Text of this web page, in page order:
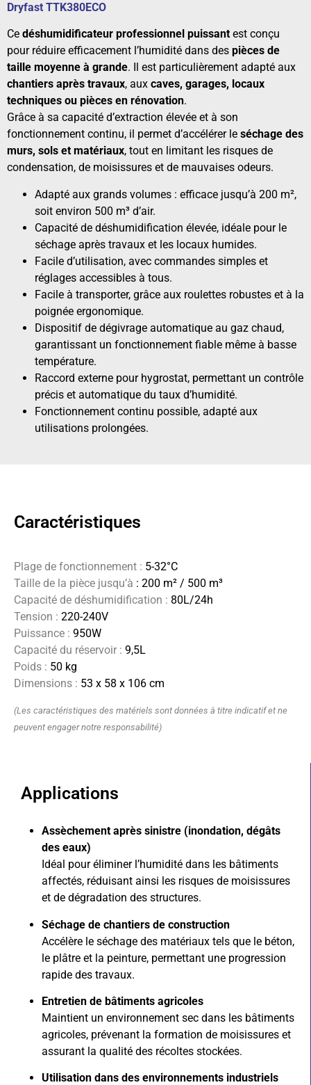
Dryfast TTK380ECO
Ce déshumidificateur professionnel puissant est conçu
pour réduire efficacement l’humidité dans des pièces de
taille moyenne à grande. Il est particulièrement adapté aux
chantiers après travaux, aux caves, garages, locaux
techniques ou pièces en rénovation.
Grâce à sa capacité d’extraction élevée et à son
fonctionnement continu, il permet d’accélérer le séchage des
murs, sols et matériaux, tout en limitant les risques de
condensation, de moisissures et de mauvaises odeurs.
Adapté aux grands volumes : efficace jusqu’à 200 m²,
soit environ 500 m³ d’air.
Capacité de déshumidification élevée, idéale pour le
séchage après travaux et les locaux humides.
Facile d’utilisation, avec commandes simples et
réglages accessibles à tous.
Facile à transporter, grâce aux roulettes robustes et à la
poignée ergonomique.
Dispositif de dégivrage automatique au gaz chaud,
garantissant un fonctionnement fiable même à basse
température.
Raccord externe pour hygrostat, permettant un contrôle
précis et automatique du taux d’humidité.
Fonctionnement continu possible, adapté aux
utilisations prolongées.
Applications
Assèchement après sinistre (inondation, dégâts
des eaux)
Idéal pour éliminer l’humidité dans les bâtiments
affectés, réduisant ainsi les risques de moisissures
et de dégradation des structures.
Séchage de chantiers de construction
Accélère le séchage des matériaux tels que le béton,
le plâtre et la peinture, permettant une progression
rapide des travaux.
Entretien de bâtiments agricoles
Maintient un environnement sec dans les bâtiments
agricoles, prévenant la formation de moisissures et
assurant la qualité des récoltes stockées.
Utilisation dans des environnements industriels
Caractéristiques
Plage de fonctionnement : 5-32°C
Taille de la pièce jusqu’à : 200 m² / 500 m³
Capacité de déshumidification : 80L/24h
Tension : 220-240V
Puissance : 950W
Capacité du réservoir : 9,5L
Poids : 50 kg
Dimensions : 53 x 58 x 106 cm
(Les caractéristiques des matériels sont données à titre indicatif et ne
peuvent engager notre responsabilité)